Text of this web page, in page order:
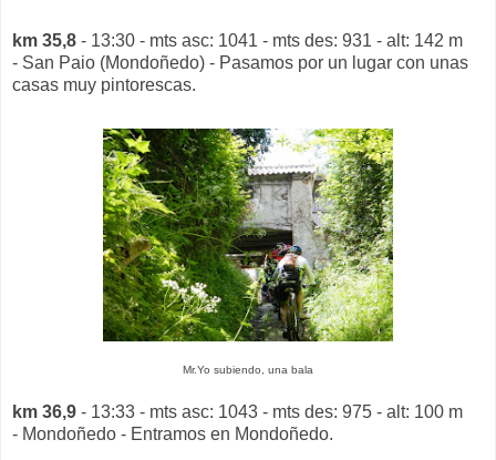
km 35,8 - 13:30 - mts asc: 1041 - mts des: 931 - alt: 142 m
- San Paio (Mondoñedo) - Pasamos por un lugar con unas
casas muy pintorescas.
Mr.Yo subiendo, una bala
km 36,9 - 13:33 - mts asc: 1043 - mts des: 975 - alt: 100 m
- Mondoñedo - Entramos en Mondoñedo.